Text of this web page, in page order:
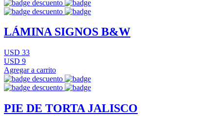
LÁMINA SIGNOS B&W
USD 33
USD 9
Agregar a carrito
PIE DE TORTA JALISCO